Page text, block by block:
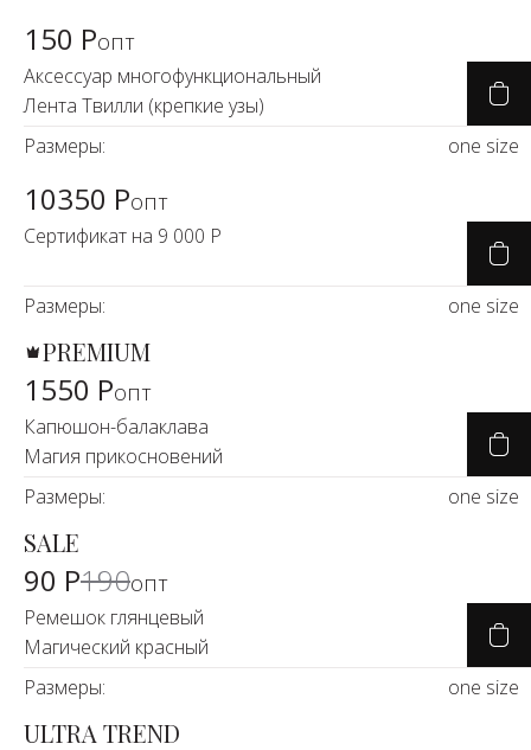
150 Ропт
Аксессуар многофункциональный
Лента Твилли (крепкие узы)
Размеры:
one size
10350 Ропт
Сертификат на 9 000 Р
Размеры: one size
PREMIUM
1550 Ропт
Капюшон-балаклава
Магия прикосновений
Размеры:
one size
-53%
SALE
90 Р190опт
Ремешок глянцевый
Магический красный
Размеры:
one size
ULTRA TREND